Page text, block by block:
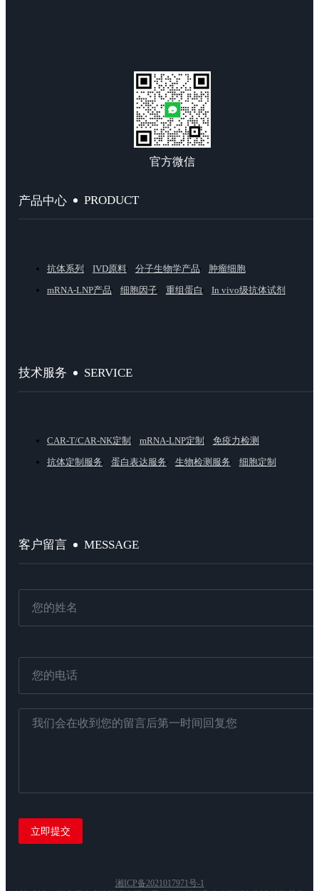
官方微信
产品中心 PRODUCT
抗体系列 IVD原料 分子生物学产品
肿瘤细胞
mRNA-LNP产品
细胞因子 重组蛋白 In vivo级抗体试剂
技术服务 SERVICE
CAR-T/CAR-NK定制 mRNA-LNP定制
免疫力检测
抗体定制服务
蛋白表达服务 生物检测服务 细胞定制
客户留言 MESSAGE
湘ICP备2021017971号-1